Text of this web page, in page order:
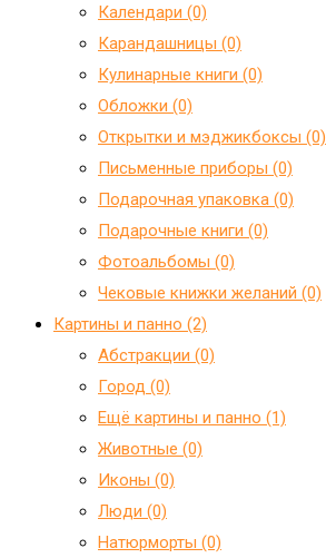
Календари (0)
Карандашницы (0)
Кулинарные книги (0)
Обложки (0)
Открытки и мэджикбоксы (0)
Письменные приборы (0)
Подарочная упаковка (0)
Подарочные книги (0)
Фотоальбомы (0)
Чековые книжки желаний (0)
Картины и панно (2)
Абстракции (0)
Город (0)
Ещё картины и панно (1)
Животные (0)
Иконы (0)
Люди (0)
Натюрморты (0)